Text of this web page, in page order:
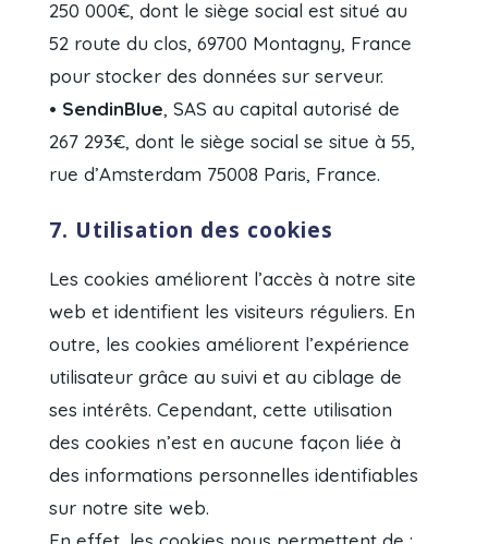
250 000€, dont le siège social est situé au
52 route du clos, 69700 Montagny, France
pour stocker des données sur serveur.
• SendinBlue, SAS au capital autorisé de
267 293€, dont le siège social se situe à 55,
rue d’Amsterdam 75008 Paris, France.
7. Utilisation des cookies
Les cookies améliorent l’accès à notre site
web et identifient les visiteurs réguliers. En
outre, les cookies améliorent l’expérience
utilisateur grâce au suivi et au ciblage de
ses intérêts. Cependant, cette utilisation
des cookies n’est en aucune façon liée à
des informations personnelles identifiables
sur notre site web.